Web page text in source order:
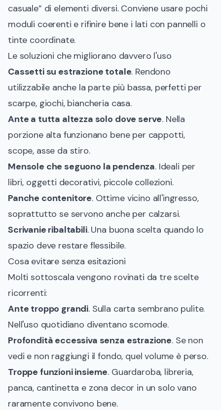
casuale” di elementi diversi. Conviene usare pochi
moduli coerenti e rifinire bene i lati con pannelli o
tinte coordinate.
Le soluzioni che migliorano davvero l'uso
Cassetti su estrazione totale. Rendono
utilizzabile anche la parte più bassa, perfetti per
scarpe, giochi, biancheria casa.
Ante a tutta altezza solo dove serve. Nella
porzione alta funzionano bene per cappotti,
scope, asse da stiro.
Mensole che seguono la pendenza. Ideali per
libri, oggetti decorativi, piccole collezioni.
Panche contenitore. Ottime vicino all'ingresso,
soprattutto se servono anche per calzarsi.
Scrivanie ribaltabili. Una buona scelta quando lo
spazio deve restare flessibile.
Cosa evitare senza esitazioni
Molti sottoscala vengono rovinati da tre scelte
ricorrenti:
Ante troppo grandi. Sulla carta sembrano pulite.
Nell'uso quotidiano diventano scomode.
Profondità eccessiva senza estrazione. Se non
vedi e non raggiungi il fondo, quel volume è perso.
Troppe funzioni insieme. Guardaroba, libreria,
panca, cantinetta e zona decor in un solo vano
raramente convivono bene.